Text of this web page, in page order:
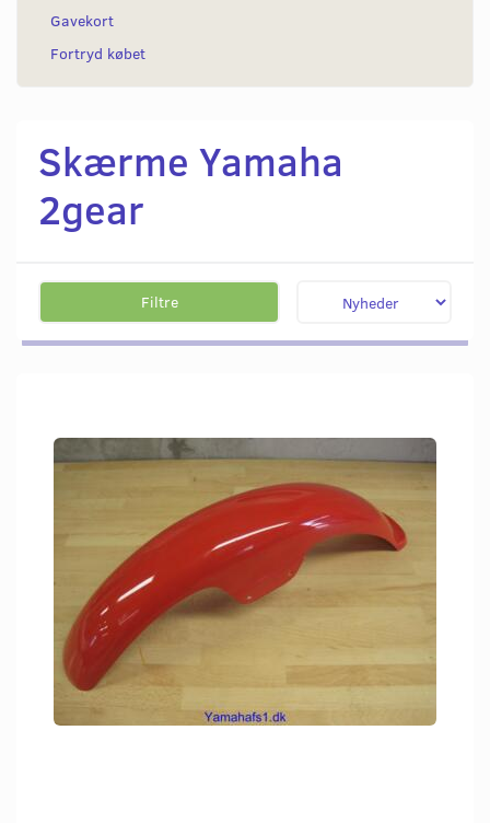
Gavekort
Fortryd købet
Skærme Yamaha
2gear
Filtre